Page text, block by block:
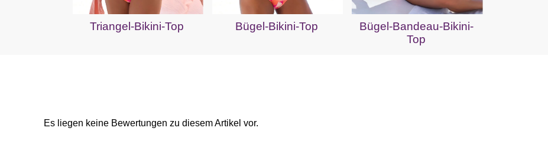
Triangel-Bikini-Top Bügel-Bikini-Top
Bügel-Bandeau-Bikini-
Top
Es liegen keine Bewertungen zu diesem Artikel vor.